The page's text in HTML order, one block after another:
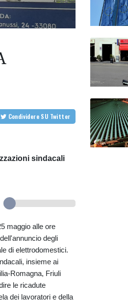
Condividere SU Twitter
sindacali
maggio alle ore
degli
di elettrodomestici.
insieme ai
Romagna, Friuli
le ricadute
dei lavoratori e della